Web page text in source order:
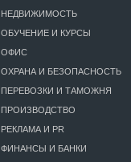
НЕДВИЖИМОСТЬ
ОБУЧЕНИЕ И КУРСЫ
ОФИС
ОХРАНА И БЕЗОПАСНОСТЬ
ПЕРЕВОЗКИ И ТАМОЖНЯ
ПРОИЗВОДСТВО
РЕКЛАМА И PR
ФИНАНСЫ И БАНКИ